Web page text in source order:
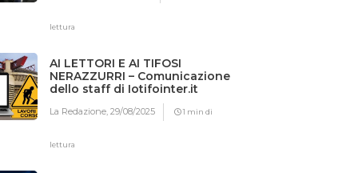
lettura
AI LETTORI E AI TIFOSI
NERAZZURRI – Comunicazione
dello staff di Iotifointer.it
La Redazione,29/08/2025 1 min di
lettura